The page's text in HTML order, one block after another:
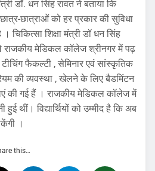
डॉ. धन सिंह रावत ने बताया कि
छात्राओं को हर प्रकार की सुविधा
। चिकित्सा शिक्षा मंत्री डॉ धन सिंह
राजकीय मेडिकल कॉलेज श्रीनगर में पढ़
फैकल्टी , सेमिनार एवं सांस्कृतिक
की व्यवस्था , खेलने के लिए बैडमिंटन
की गई हैं । राजकीय मेडिकल कॉलेज में
हुई थीं। विद्यार्थियों को उम्मीद है कि अब
।
this…